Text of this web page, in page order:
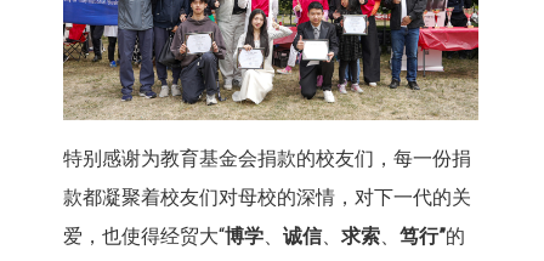
特别感谢为教育基金会捐款的校友们，每一份捐
款都凝聚着校友们对母校的深情，对下一代的关
爱，也使得经贸大“博学、 诚信、 求索、 笃行”的